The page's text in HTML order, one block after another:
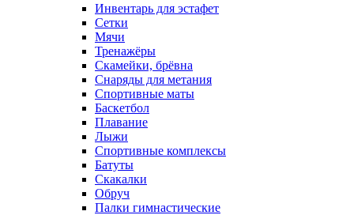
Инвентарь для эстафет
Сетки
Мячи
Тренажёры
Скамейки, брёвна
Снаряды для метания
Спортивные маты
Баскетбол
Плавание
Лыжи
Спортивные комплексы
Батуты
Скакалки
Обруч
Палки гимнастические